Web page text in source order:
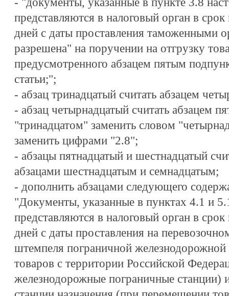
представляются в налоговый орган в
дней с даты проставления таможенными
разрешена" на поручении на отгрузку
предусмотренного абзацем пятым
статьи;";
- абзац тринадцатый считать абзацем
- абзац четырнадцатый считать абзацем
"тринадцатом" заменить словом
заменить цифрами "2.8";
- абзацы пятнадцатый и шестнадцатый
абзацами шестнадцатым и семнадцатым;
- дополнить абзацами следующего
"Документы, указанные в пунктах 4.1 и
представляются в налоговый орган в
дней с даты проставления на
штемпеля пограничной
товаров с территории Российской
железнодорожные пограничные станции)